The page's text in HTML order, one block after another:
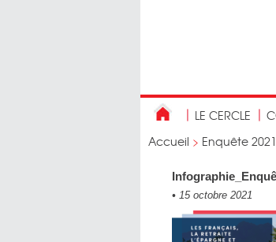
LE CERCLE
Accueil > Enquête
• 15 octobre 2021